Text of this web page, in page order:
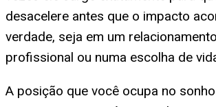
desacelere antes que o impacto
verdade, seja em um
profissional ou numa escolha de
A posição que você ocupa no